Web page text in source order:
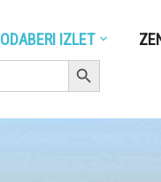
ODABERI IZLET
Search Button